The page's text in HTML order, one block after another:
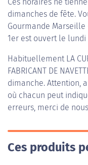
dimanches de fête.
Gourmande
1er est ouvert le
Habituellement LA
FABRICANT DE
dimanche. Attention,
où chacun peut
erreurs, merci de
Ces produits